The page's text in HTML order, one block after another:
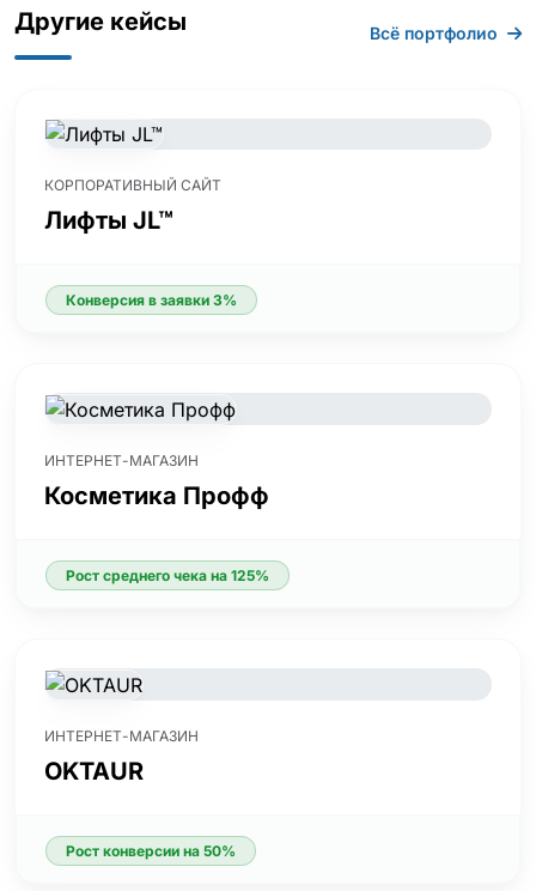
Другие кейсы Всё портфолио
КОРПОРАТИВНЫЙ САЙТ
Лифты JL™
Конверсия в заявки 3%
ИНТЕРНЕТ-МАГАЗИН
Косметика Профф
Рост среднего чека на 125%
ИНТЕРНЕТ-МАГАЗИН
OKTAUR
Рост конверсии на 50%